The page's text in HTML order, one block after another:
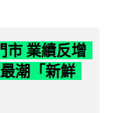
市 業績反增
潮「新鮮